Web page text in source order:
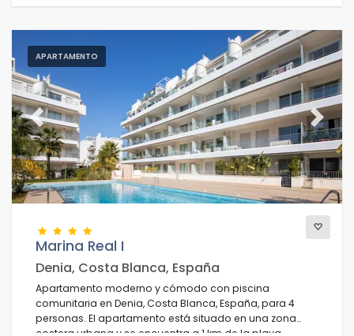
APARTAMENTO
Previous Next
Marina Real I
Denia, Costa Blanca, España
Apartamento moderno y cómodo con piscina
comunitaria en Denia, Costa Blanca, España, para 4
personas. El apartamento está situado en una zona
costera urbana y se encuentra a 1 km de la playa